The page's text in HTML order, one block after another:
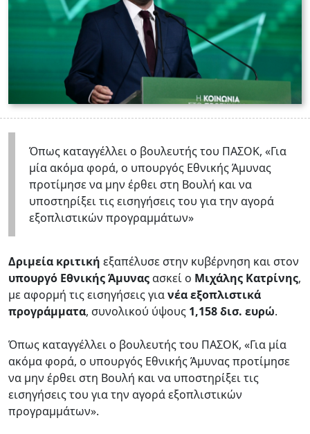
Όπως καταγγέλλει ο βουλευτής του ΠΑΣΟΚ, «Για
μία ακόμα φορά, ο υπουργός Εθνικής Άμυνας
προτίμησε να μην έρθει στη Βουλή και να
υποστηρίξει τις εισηγήσεις του για την αγορά
εξοπλιστικών προγραμμάτων»
Δριμεία κριτική εξαπέλυσε στην κυβέρνηση και στον
υπουργό Εθνικής Άμυναςασκεί ο Μιχάλης Κατρίνης,
με αφορμή τις εισηγήσεις γιανέα εξοπλιστικά
προγράμματα, συνολικού ύψους 1,158 δισ. ευρώ.
Όπως καταγγέλλει ο βουλευτής του ΠΑΣΟΚ, «Για μία
ακόμα φορά, ο υπουργός Εθνικής Άμυνας προτίμησε
να μην έρθει στη Βουλή και να υποστηρίξει τις
εισηγήσεις του για την αγορά εξοπλιστικών
προγραμμάτων».